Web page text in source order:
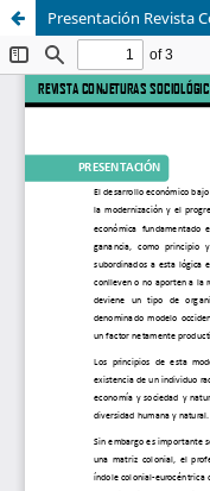
Presentación Revista